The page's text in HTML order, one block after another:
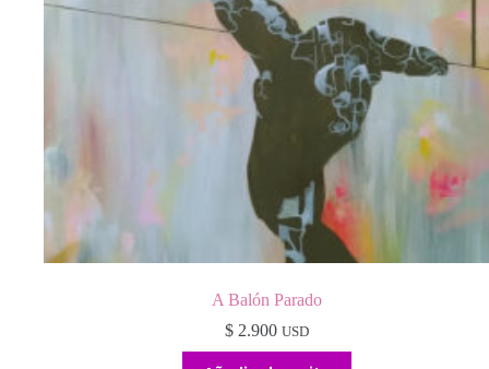
A Balón Parado
$2.900 USD